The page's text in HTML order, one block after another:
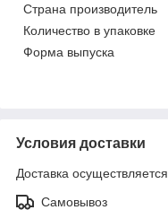
Страна производитель
Количество в упаковке
Форма выпуска
Условия доставки
Доставка
Самовывоз